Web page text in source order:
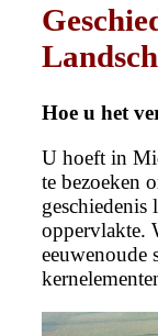
Hoe u het
U hoeft in
te bezoeken
oppervlakte.
eeuwenoude